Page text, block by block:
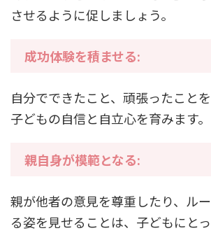
させるように促しましょう。
成功体験を積ませる:
自分でできたこと、頑張ったことを
子どもの自信と自立心を育みます。
親自身が模範となる:
親が他者の意見を尊重したり、ル
る姿を見せることは、子どもにと